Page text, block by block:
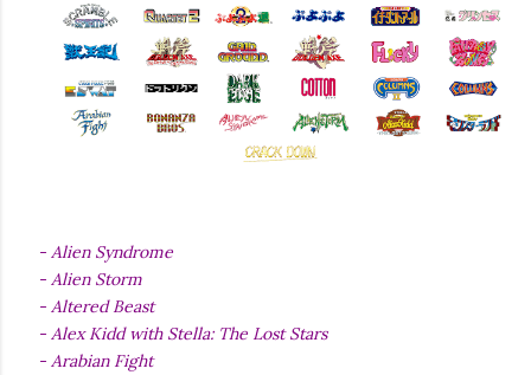
- Alien Syndrome
- Alien Storm
- Altered Beast
- Alex Kidd with Stella: The Lost Stars
- Arabian Fight